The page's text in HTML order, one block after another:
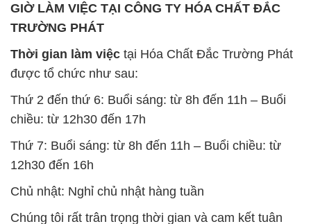
GIỜ LÀM VIỆC TẠI CÔNG TY HÓA CHẤT ĐẮC
TRƯỜNG PHÁT
Thời gian làm việc tại Hóa Chất Đắc Trường Phát
được tổ chức như sau:
Thứ 2 đến thứ 6: Buổi sáng: từ 8h đến 11h – Buổi
chiều: từ 12h30 đến 17h
Thứ 7: Buổi sáng: từ 8h đến 11h – Buổi chiều: từ
12h30 đến 16h
Chủ nhật: Nghỉ chủ nhật hàng tuần
Chúng tôi rất trân trọng thời gian và cam kết tuân